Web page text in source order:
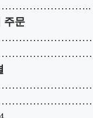
주문